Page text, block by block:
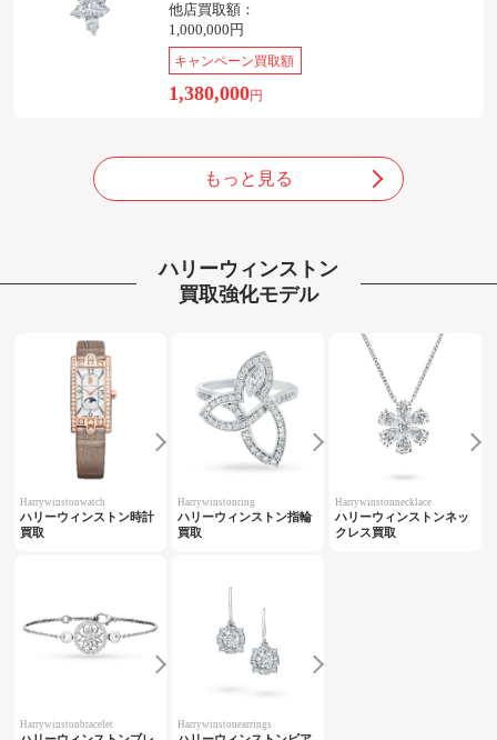
他店買取額：
1,000,000円
キャンペーン買取額
1,380,000円
もっと見る
ハリーウィンストン
買取強化モデル
Harrywinstonwatch
ハリーウィンストン時計
買取
Harrywinstonring
ハリーウィンストン指輪
買取
Harrywinstonnecklace
ハリーウィンストンネッ
クレス買取
Harrywinstonbracelet Harrywinstonearrings